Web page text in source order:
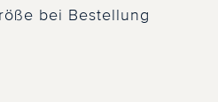
bei Bestellung